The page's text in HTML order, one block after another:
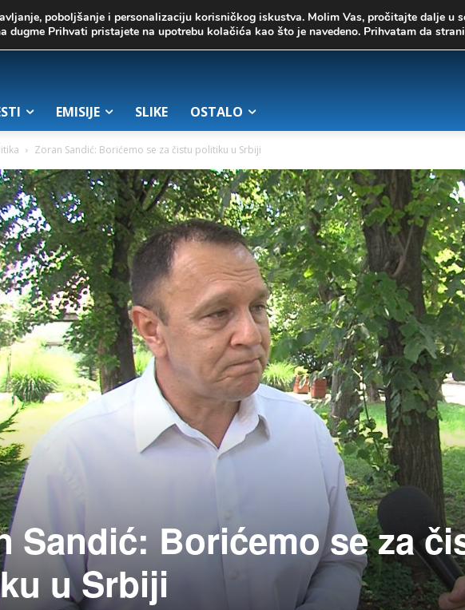
03. август 2026.
EMISIJE SLIKE OSTALO
Zoran Sandić: Borićemo se za čistu politiku u Srbiji
Sandić: Borićemo se za
u Srbiji
poboljšanje i personalizaciju korisničkog iskustva. Molim Vas, pročitajte dalje u
dugme Prihvati pristajete na upotrebu kolačića kao što je navedeno. Prihvatam da